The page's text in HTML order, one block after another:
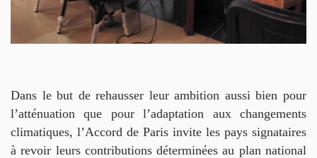
ET
CAMPAGNES
Dans le but de rehausser leur ambition aussi bien pour
l’atténuation que pour l’adaptation aux changements
climatiques, l’Accord de Paris invite les pays signataires
à revoir leurs contributions déterminées au plan national